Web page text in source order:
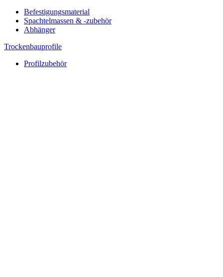
Befestigungsmaterial
Spachtelmassen & -zubehör
Abhänger
Trockenbauprofile
Profilzubehör